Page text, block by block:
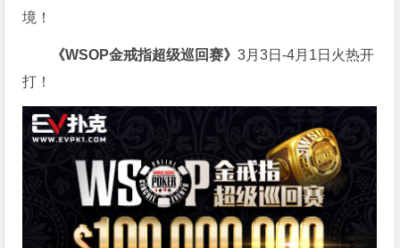
境！
《WSOP金戒指超级巡回赛》3月3日-4月1日火热开
打！